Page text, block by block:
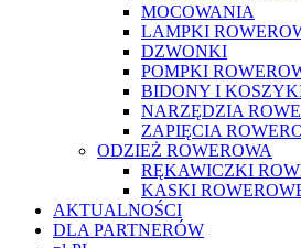
MOCOWANIA
LAMPKI
DZWONKI
POMPKI
BIDONY I
NARZĘDZIA
ZAPIĘCIA
ODZIEŻ ROWEROWA
RĘKAWICZKI
KASKI
AKTUALNOŚCI
DLA PARTNERÓW